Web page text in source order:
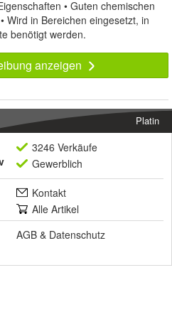
• Guten chemischen
Wird in Bereichen eingesetzt, in
benötigt werden.
anzeigen
Platin
3246 Verkäufe
Gewerblich
Kontakt
Alle Artikel
AGB & Datenschutz